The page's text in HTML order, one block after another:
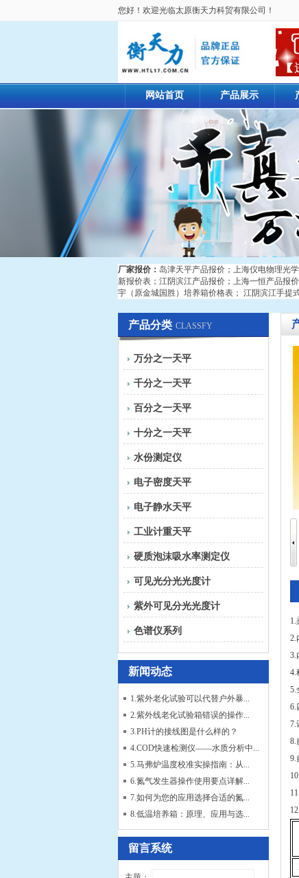
您好！欢迎光临太原衡天力科贸有限公司！
网站首页 产品展示
厂家报价： 岛津天平产品报价； 上海仪电物理光
新报价表； 江阴滨江产品报价； 上海一恒产品报价
宇（原金城国胜）培养箱价格表； 江阴滨江手提
产品分类 CLASSFY
万分之一天平
千分之一天平
百分之一天平
十分之一天平
水份测定仪
电子密度天平
电子静水天平
工业计重天平
硬质泡沫吸水率测定仪
可见光分光光度计
紫外可见分光光度计
色谱仪系列
新闻动态
1.紫外老化试验可以代替户外暴...
2.紫外线老化试验箱错误的操作...
3.PH计的接线图是什么样的？
4.COD快速检测仪——水质分析中...
5.马弗炉温度校准实操指南：从...
6.氮气发生器操作使用要点详解...
7.如何为您的应用选择合适的氮...
8.低温培养箱：原理、应用与选...
留言系统
1.
2.
3.
4.
5.
6.
7.
8.
9.